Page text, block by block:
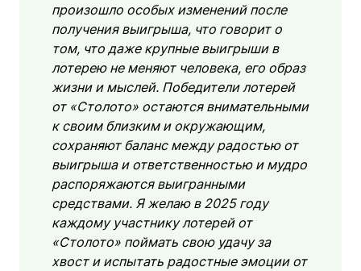
произошло особых изменений после
получения выигрыша, что говорит о
том, что даже крупные выигрыши в
лотерею не меняют человека, его образ
жизни и мыслей. Победители лотерей
от «Столото» остаются внимательными
к своим близким и окружающим,
сохраняют баланс между радостью от
выигрыша и ответственностью и мудро
распоряжаются выигранными
средствами. Я желаю в 2025 году
каждому участнику лотерей от
«Столото» поймать свою удачу за
хвост и испытать радостные эмоции от